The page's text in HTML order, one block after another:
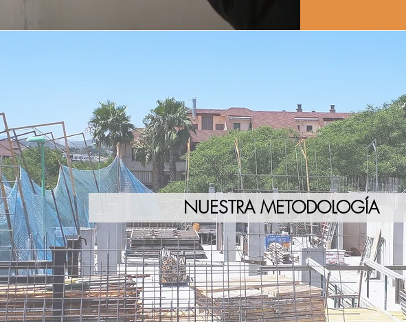
NUESTRA METODOLOGÍA